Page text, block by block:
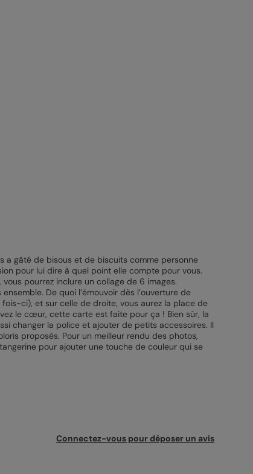
a gâté de bisous et de biscuits comme personne
pour lui dire à quel point elle compte pour vous.
vous pourrez inclure un collage de 6 images.
De quoi l’émouvoir dès l’ouverture de
ci), et sur celle de droite, vous aurez la place de
le cœur, cette carte est faite pour ça ! Bien sûr, la
changer la police et ajouter de petits accessoires. Il
proposés. Pour un meilleur rendu des photos,
pour ajouter une touche de couleur qui se
Connectez-vous pour déposer un avis